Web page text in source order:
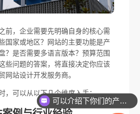
前，企业需要先明确自身的核心需
国家或地区？网站的主要功能是产
？是否需要多语言版本？预算范围
些问题的答案，将直接决定你应该
网站设计开发服务商。
，可以从以下几个维度入手：
可以介绍下你们的产品么